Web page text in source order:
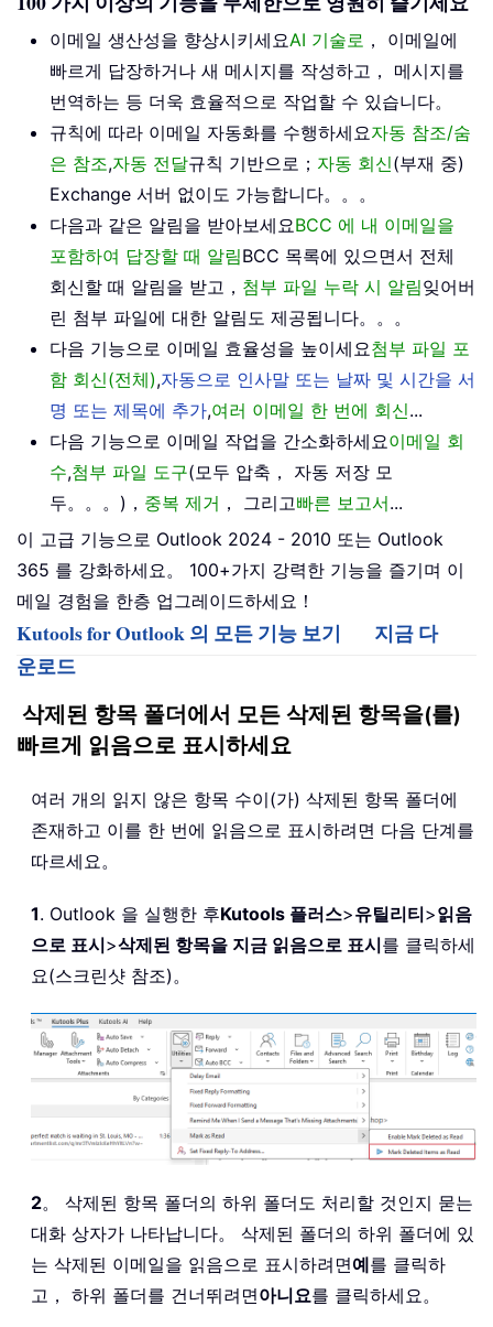
이메일 생산성을 향상시키세요AI 기술로 ， 이메일에
빠르게 답장하거나 새 메시지를 작성하고， 메시지를
번역하는 등 더욱 효율적으로 작업할 수 있습니다。
규칙에 따라 이메일 자동화를 수행하세요자동 참조/숨
은 참조,자동 전달규칙 기반으로； 자동 회신(부재 중)
Exchange 서버 없이도 가능합니다。。。
다음과 같은 알림을 받아보세요BCC 에 내 이메일을
포함하여 답장할 때 알림BCC 목록에 있으면서 전체
회신할 때 알림을 받고， 첨부 파일 누락 시 알림잊어버
린 첨부 파일에 대한 알림도 제공됩니다。。。
다음 기능으로 이메일 효율성을 높이세요첨부 파일 포
함 회신(전체),자동으로 인사말 또는 날짜 및 시간을 서
명 또는 제목에 추가,여러 이메일 한 번에 회신...
다음 기능으로 이메일 작업을 간소화하세요이메일 회
수,첨부 파일 도구(모두 압축， 자동 저장 모
두。。。)， 중복 제거 ， 그리고빠른 보고서...
이 고급 기능으로 Outlook 2024 - 2010 또는 Outlook
365 를 강화하세요。 100+가지 강력한 기능을 즐기며 이
메일 경험을 한층 업그레이드하세요！
Kutools for Outlook 의 모든 기능 보기
지금 다
운로드
삭제된 항목 폴더에서 모든 삭제된 항목을(를)
빠르게 읽음으로 표시하세요
여러 개의 읽지 않은 항목 수이(가) 삭제된 항목 폴더에
존재하고 이를 한 번에 읽음으로 표시하려면 다음 단계를
따르세요。
1. Outlook 을 실행한 후Kutools 플러스>유틸리티>읽음
으로 표시>삭제된 항목을 지금 읽음으로 표시를 클릭하세
요(스크린샷 참조)。
2。 삭제된 항목 폴더의 하위 폴더도 처리할 것인지 묻는
대화 상자가 나타납니다。 삭제된 폴더의 하위 폴더에 있
는 삭제된 이메일을 읽음으로 표시하려면예를 클릭하
고， 하위 폴더를 건너뛰려면아니요를 클릭하세요。